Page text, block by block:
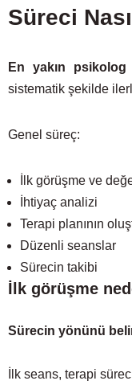
Süreci
En yakın psikolog
sistematik şekilde
Genel süreç:
İlk görüşme ve
İhtiyaç analizi
Terapi planının
Düzenli seanslar
Sürecin takibi
İlk görüşme
Sürecin yönünü
İlk seans, terapi